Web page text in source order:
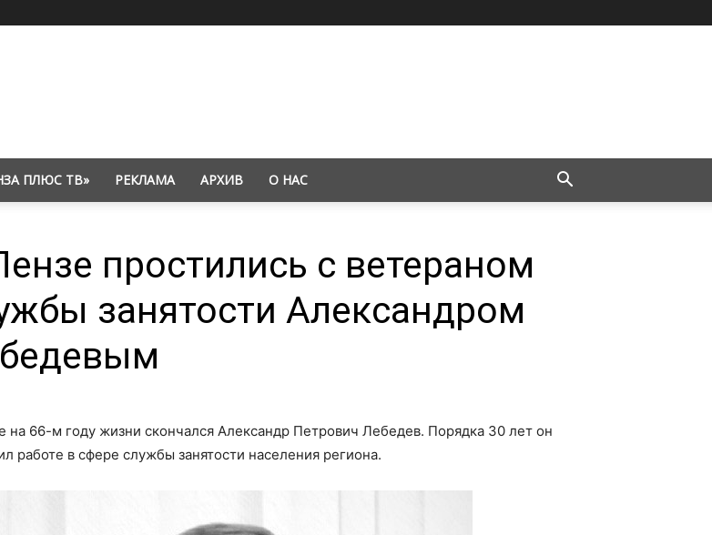
ПЛЮС ТВ» РЕКЛАМА АРХИВ О НАС
простились с ветераном
занятости Александром
на 66-м году жизни скончался Александр Петрович Лебедев. Порядка 30 лет он
работе в сфере службы занятости населения региона.